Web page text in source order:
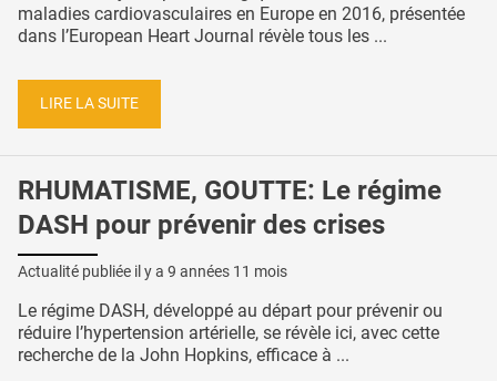
maladies cardiovasculaires en Europe en 2016, présentée
dans l’European Heart Journal révèle tous les ...
LIRE LA SUITE
RHUMATISME, GOUTTE: Le régime
DASH pour prévenir des crises
Actualité publiée il y a 9 années 11 mois
Le régime DASH, développé au départ pour prévenir ou
réduire l’hypertension artérielle, se révèle ici, avec cette
recherche de la John Hopkins, efficace à ...